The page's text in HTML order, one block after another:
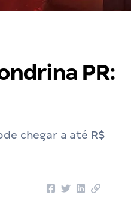
PR:
chegar a até R$